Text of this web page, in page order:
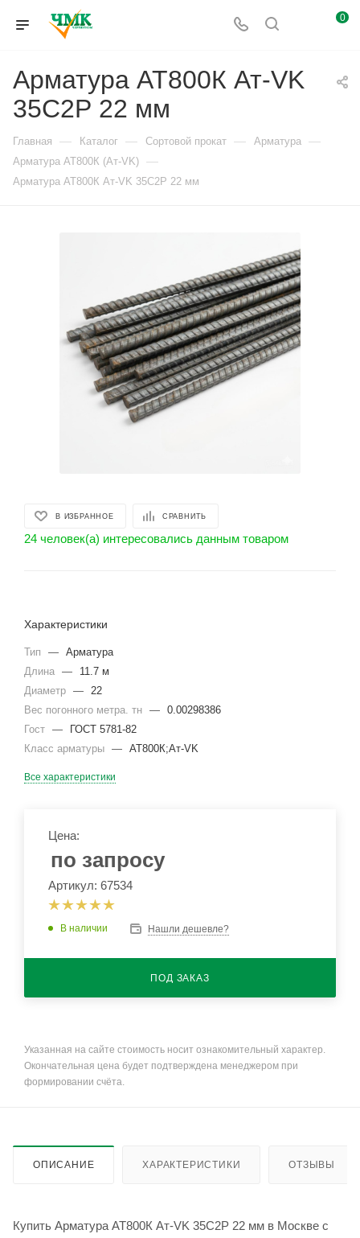
0
Арматура АТ800К Ат-VK
35С2Р 22 мм
Главная — Каталог — Сортовой прокат — Арматура —
Арматура АТ800К (Ат-VK) —
Арматура АТ800К Ат-VK 35С2Р 22 мм
В ИЗБРАННОЕ СРАВНИТЬ
24 человек(а) интересовались данным товаром
Характеристики
Тип — Арматура
Длина —
11.7 м
Диаметр — 22
Вес погонного метра. тн — 0.00298386
Гост —
ГОСТ 5781-82
Класс арматуры — АТ800К;Ат-VK
Все характеристики
Цена:
по запросу
Артикул: 67534
В наличии Нашли дешевле?
ПОД ЗАКАЗ
Указанная на сайте стоимость носит ознакомительный характер.
Окончательная цена будет подтверждена менеджером при
формировании счёта.
ОПИСАНИЕ ХАРАКТЕРИСТИКИ ОТЗЫВЫ
Купить Арматура АТ800К Ат-VK 35С2Р 22 мм в Москве с